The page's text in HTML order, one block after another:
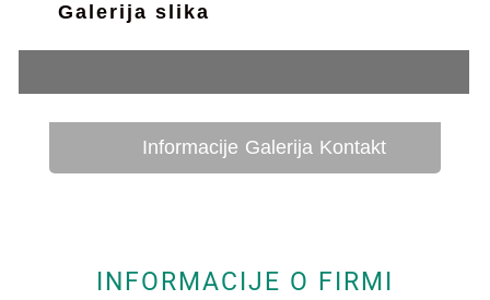
Galerija slika
Informacije Galerija Kontakt
INFORMACIJE O FIRMI